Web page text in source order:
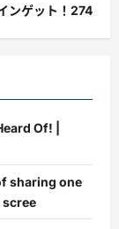
ンゲット！ 274
Of! |
sharing one
scree